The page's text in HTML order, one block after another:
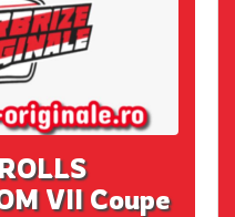
VII Coupe